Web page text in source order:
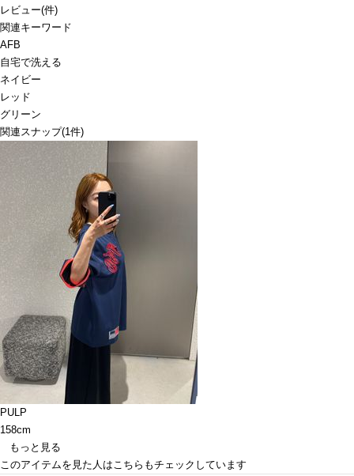
レビュー(件)
関連キーワード
AFB
自宅で洗える
ネイビー
レッド
グリーン
関連スナップ(1件)
PULP
158cm
もっと見る
このアイテムを見た人はこちらもチェックしています